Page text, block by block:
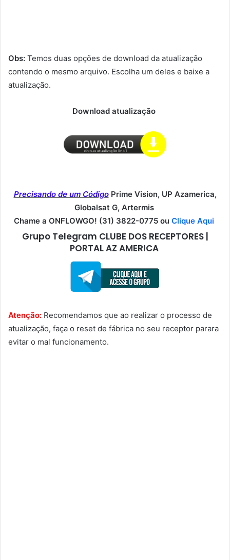
Obs: Temos duas opções de download da atualização
contendo o mesmo arquivo. Escolha um deles e baixe a
atualização.
Download atualização
Precisando de um Código Prime Vision, UP Azamerica,
Globalsat G, Artermis
Chame a ONFLOWGO! (31) 3822-0775 ou Clique Aqui
Grupo Telegram CLUBE DOS RECEPTORES |
PORTAL AZ AMERICA
Atenção: Recomendamos que ao realizar o processo de
atualização, faça o reset de fábrica no seu receptor parara
evitar o mal funcionamento.